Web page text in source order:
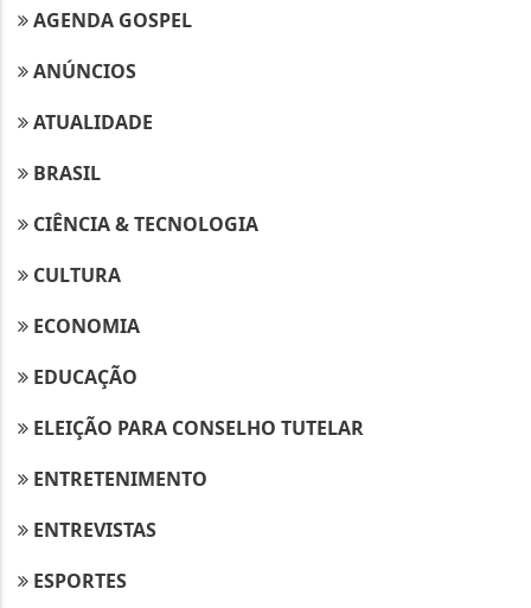
AGENDA GOSPEL
ANÚNCIOS
ATUALIDADE
BRASIL
CIÊNCIA & TECNOLOGIA
CULTURA
ECONOMIA
EDUCAÇÃO
ELEIÇÃO PARA CONSELHO TUTELAR
ENTRETENIMENTO
ENTREVISTAS
ESPORTES